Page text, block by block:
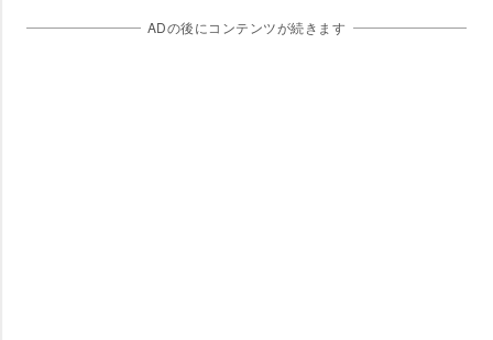
ADの後にコンテンツが続きます